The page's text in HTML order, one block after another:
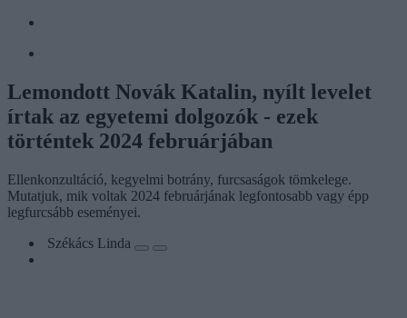
Lemondott Novák Katalin, nyílt levelet
írtak az egyetemi dolgozók - ezek
történtek 2024 februárjában
Ellenkonzultáció, kegyelmi botrány, furcsaságok tömkelege.
Mutatjuk, mik voltak 2024 februárjának legfontosabb vagy épp
legfurcsább eseményei.
Székács Linda